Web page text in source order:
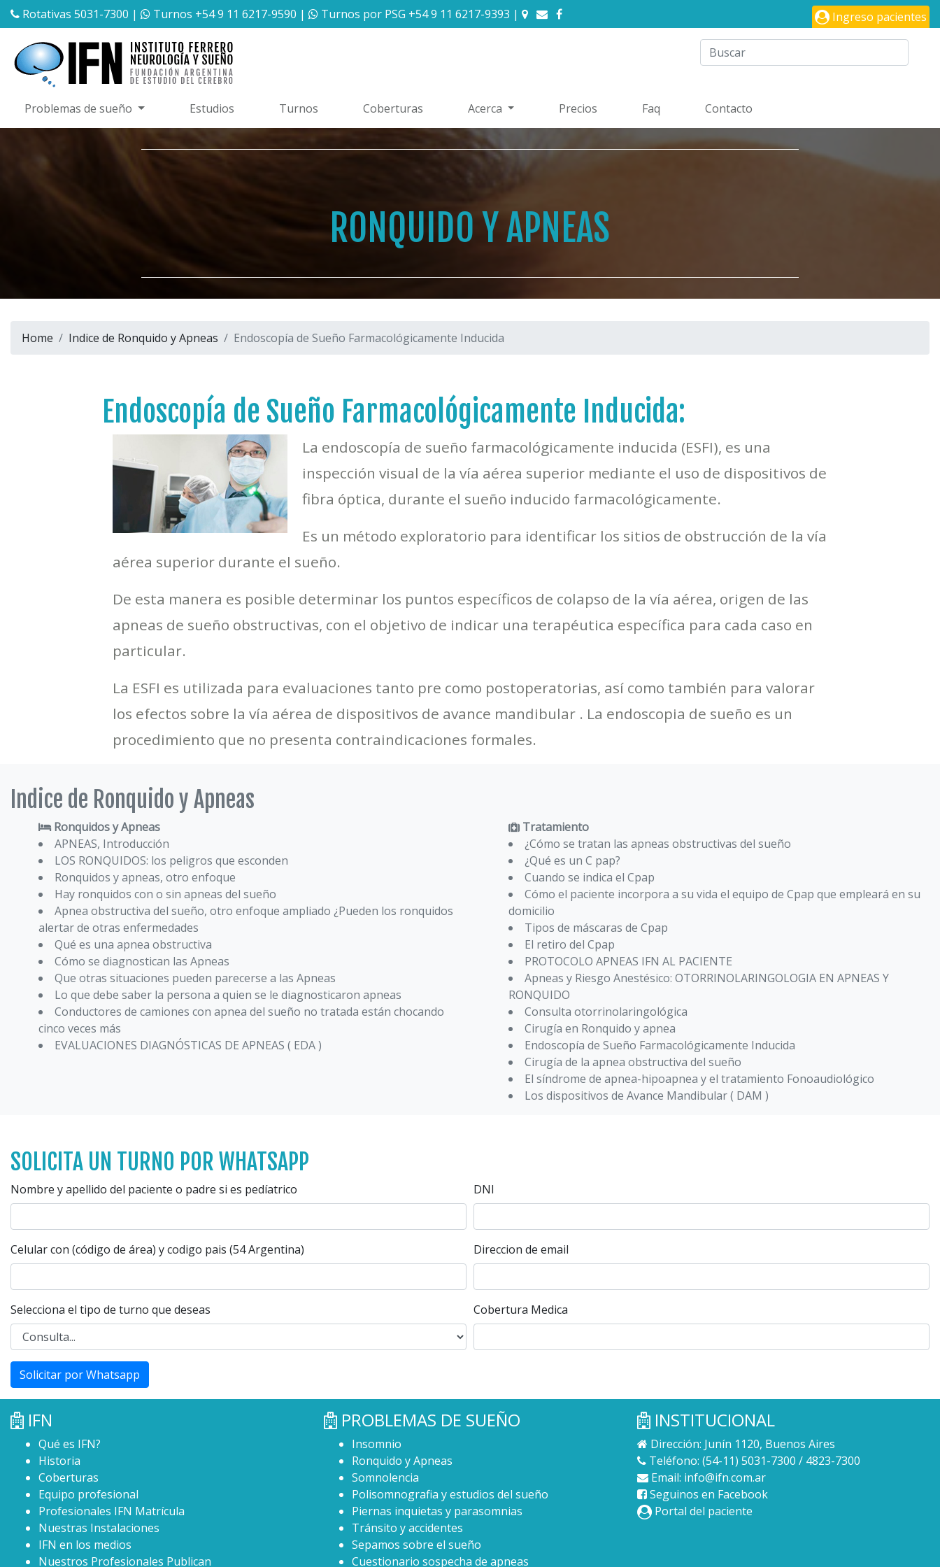
Rotativas 5031-7300 | Turnos +54 9 11 6217-9590 | Turnos por PSG +54 9 11 6217-9393 | Ingreso pacientes
Problemas de sueño Estudios Turnos Coberturas Acerca Precios Faq Contacto
RONQUIDO Y APNEAS
Home Indice de Ronquido y Apneas Endoscopía de Sueño Farmacológicamente Inducida
Endoscopía de Sueño Farmacológicamente Inducida:
La endoscopía de sueño farmacológicamente inducida (ESFI), es una
inspección visual de la vía aérea superior mediante el uso de dispositivos de
fibra óptica, durante el sueño inducido farmacológicamente.
Es un método exploratorio para identificar los sitios de obstrucción de la vía
aérea superior durante el sueño.
De esta manera es posible determinar los puntos específicos de colapso de la vía aérea, origen de las
apneas de sueño obstructivas, con el objetivo de indicar una terapéutica específica para cada caso en
particular.
La ESFI es utilizada para evaluaciones tanto pre como postoperatorias, así como también para valorar
los efectos sobre la vía aérea de dispositivos de avance mandibular . La endoscopia de sueño es un
procedimiento que no presenta contraindicaciones formales.
Indice de Ronquido y Apneas
Ronquidos y Apneas
APNEAS, Introducción
LOS RONQUIDOS: los peligros que esconden
Ronquidos y apneas, otro enfoque
Hay ronquidos con o sin apneas del sueño
Apnea obstructiva del sueño, otro enfoque ampliado ¿Pueden los ronquidos
alertar de otras enfermedades
Qué es una apnea obstructiva
Cómo se diagnostican las Apneas
Que otras situaciones pueden parecerse a las Apneas
Lo que debe saber la persona a quien se le diagnosticaron apneas
Conductores de camiones con apnea del sueño no tratada están chocando
cinco veces más
EVALUACIONES DIAGNÓSTICAS DE APNEAS ( EDA )
Tratamiento
¿Cómo se tratan las apneas obstructivas del sueño
¿Qué es un C pap?
Cuando se indica el Cpap
Cómo el paciente incorpora a su vida el equipo de Cpap que empleará en su
domicilio
Tipos de máscaras de Cpap
El retiro del Cpap
PROTOCOLO APNEAS IFN AL PACIENTE
Apneas y Riesgo Anestésico: OTORRINOLARINGOLOGIA EN APNEAS Y
RONQUIDO
Consulta otorrinolaringológica
Cirugía en Ronquido y apnea
Endoscopía de Sueño Farmacológicamente Inducida
Cirugía de la apnea obstructiva del sueño
El síndrome de apnea-hipoapnea y el tratamiento Fonoaudiológico
Los dispositivos de Avance Mandibular ( DAM )
SOLICITA UN TURNO POR WHATSAPP
Nombre y apellido del paciente o padre si es pedíatrico DNI
Celular con (código de área) y codigo pais (54 Argentina) Direccion de email
Selecciona el tipo de turno que deseas Cobertura Medica
Solicitar por Whatsapp
IFN
Qué es IFN?
Historia
Coberturas
Equipo profesional
Profesionales IFN Matrícula
Nuestras Instalaciones
IFN en los medios
Nuestros Profesionales Publican
PROBLEMAS DE SUEÑO
Insomnio
Ronquido y Apneas
Somnolencia
Polisomnografia y estudios del sueño
Piernas inquietas y parasomnias
Tránsito y accidentes
Sepamos sobre el sueño
Cuestionario sospecha de apneas
INSTITUCIONAL
Dirección: Junín 1120, Buenos Aires
Teléfono: (54-11) 5031-7300 / 4823-7300
Email: info@ifn.com.ar
Seguinos en Facebook
Portal del paciente